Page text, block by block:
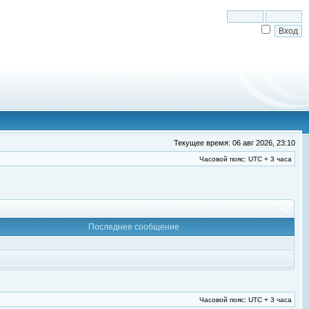
Текущее время: 06 авг 2026, 23:10
Часовой пояс: UTC + 3 часа
Последнее сообщение
Часовой пояс: UTC + 3 часа